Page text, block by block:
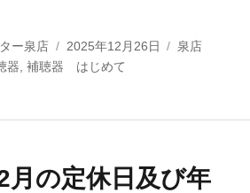
ー泉店
投
稿
2025年12月26日
カ
泉店
器 補聴器 はじめて
月の定休日及び年